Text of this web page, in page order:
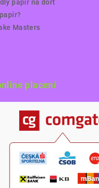
papír na dort
Masters
placení